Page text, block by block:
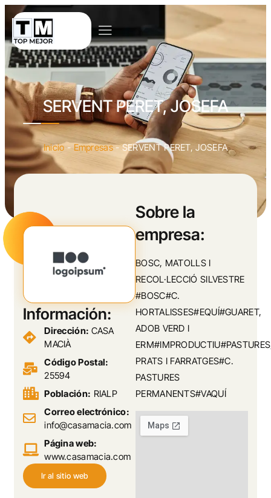
SERVENT PERET, JOSEFA
Inicio -Empresas-SERVENT PERET, JOSEFA
Sobre la
empresa:
BOSC, MATOLLS I
RECOL·LECCIÓ SILVESTRE
#BOSC#C.
HORTALISSES#EQUÍ#GUARET,
ADOB VERD I
PRATS I FARRATGES#C.
PASTURES
PERMANENTS#VAQUÍ
Información:
Dirección: CASA
MACIÀ
Código Postal:
25594
Población: RIALP
Correo electrónico:
info@casamacia.com
Página web:
www.casamacia.com
Ir al sitio web